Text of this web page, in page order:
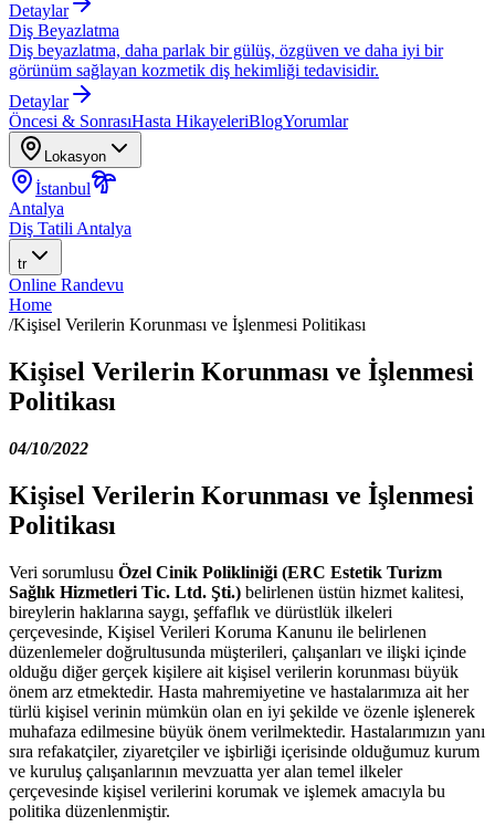
Detaylar
Diş Beyazlatma
Diş beyazlatma, daha parlak bir gülüş, özgüven ve daha iyi bir
görünüm sağlayan kozmetik diş hekimliği tedavisidir.
Detaylar
Öncesi & SonrasıHasta HikayeleriBlogYorumlar
Lokasyon
İstanbul
Antalya
Diş Tatili Antalya
tr
Online Randevu
Home
/Kişisel Verilerin Korunması ve İşlenmesi Politikası
Kişisel Verilerin Korunması ve İşlenmesi
Politikası
04/10/2022
Kişisel Verilerin Korunması ve İşlenmesi
Politikası
Veri sorumlusu Özel Cinik Polikliniği (ERC Estetik Turizm
Sağlık Hizmetleri Tic. Ltd. Şti.) belirlenen üstün hizmet kalitesi,
bireylerin haklarına saygı, şeffaflık ve dürüstlük ilkeleri
çerçevesinde, Kişisel Verileri Koruma Kanunu ile belirlenen
düzenlemeler doğrultusunda müşterileri, çalışanları ve ilişki içinde
olduğu diğer gerçek kişilere ait kişisel verilerin korunması büyük
önem arz etmektedir. Hasta mahremiyetine ve hastalarımıza ait her
türlü kişisel verinin mümkün olan en iyi şekilde ve özenle işlenerek
muhafaza edilmesine büyük önem verilmektedir. Hastalarımızın yanı
sıra refakatçiler, ziyaretçiler ve işbirliği içerisinde olduğumuz kurum
ve kuruluş çalışanlarının mevzuatta yer alan temel ilkeler
çerçevesinde kişisel verilerini korumak ve işlemek amacıyla bu
politika düzenlenmiştir.